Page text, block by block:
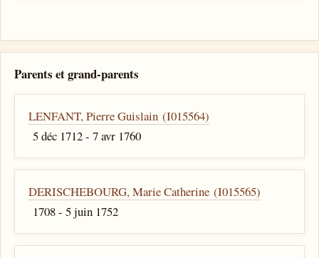
Parents et grand-parents
LENFANT, Pierre Guislain (I015564)
5 déc 1712 - 7 avr 1760
DERISCHEBOURG, Marie Catherine (I015565)
1708 - 5 juin 1752